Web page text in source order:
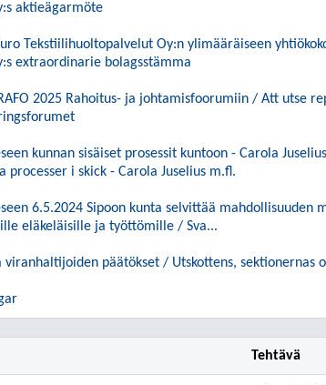
aktieägarmöte
Tekstiilihuoltopalvelut Oy:n ylimääräiseen
extraordinarie bolagsstämma
2025 Rahoitus- ja johtamisfoorumiin / Att utse
kunnan sisäiset prosessit kuntoon - Carola
processer i skick - Carola Juselius m.fl.
6.5.2024 Sipoon kunta selvittää mahdollisuuden
eläkeläisille ja työttömille / Sva...
päätökset / Utskottens, sektionernas
Tehtävä